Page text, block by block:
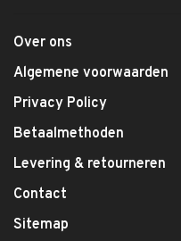
Over ons
Algemene voorwaarden
Privacy Policy
Betaalmethoden
Levering & retourneren
Contact
Sitemap